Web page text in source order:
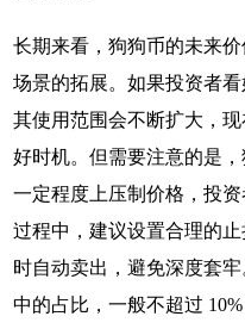
长期来看，狗狗币的未来
场景的拓展。如果投资者
其使用范围会不断扩大，
好时机。但需要注意的是
一定程度上压制价格，投
过程中，建议设置合理的
时自动卖出，避免深度套
中的占比，一般不超过